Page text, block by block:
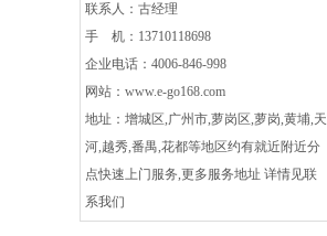
联系人：古经理
手 机：13710118698
企业电话：4006-846-998
网站： www.e-go168.com
地址：增城区,广州市,萝岗区,萝岗,黄埔,天
河,越秀,番禺,花都等地区约有就近附近分
点快速上门服务,更多服务地址 详情见联
系我们